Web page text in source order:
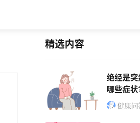
精选内容
绝经是
哪些症状
健康问